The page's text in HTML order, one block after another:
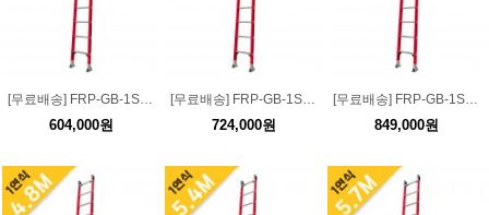
[무료배송] FRP-GB-1S-300 소방서 구조용 FRP 1단 일자형 절연사다리 3.0M
604,000원
[무료배송] FRP-GB-1S-360 소방서 구조용 FRP 1단 일자형 절연사다리 3.6M
724,000원
[무료배송] FRP-GB-1S-420 소방서 구조용 FRP 1단 일자형 절연사다리 4.2M
849,000원